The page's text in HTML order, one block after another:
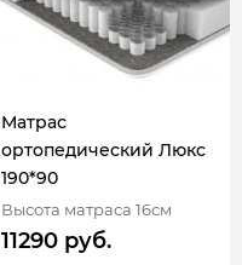
Матрас
ортопедический Люкс
190*90
Высота матраса 16см
11290 руб.